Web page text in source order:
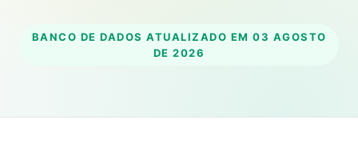
BANCO DE DADOS ATUALIZADO EM 03 AGOSTO
DE 2026